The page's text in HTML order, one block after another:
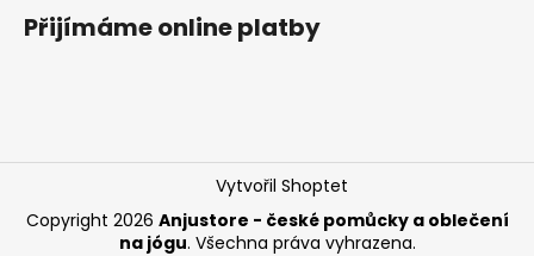
Přijímáme online platby
Vytvořil Shoptet
Copyright 2026 Anjustore - české pomůcky a oblečení
na jógu. Všechna práva vyhrazena.